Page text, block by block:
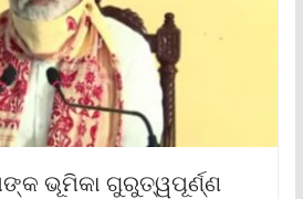
ଭୂମିକା ଗୁରୁତ୍ୱପୂର୍ଣ୍ଣ